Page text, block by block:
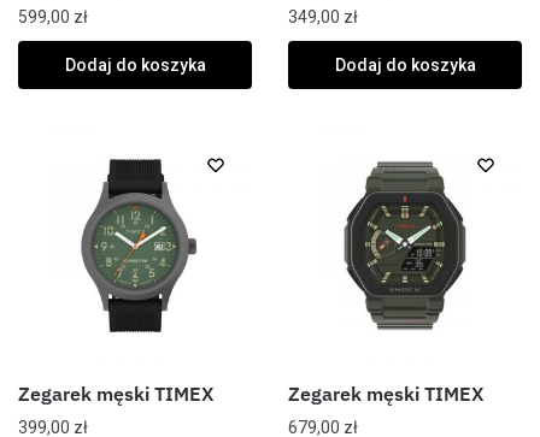
599,00 zł
Dodaj do koszyka
349,00 zł
Dodaj do koszyka
Zegarek męski TIMEX
399,00 zł
Zegarek męski TIMEX
679,00 zł